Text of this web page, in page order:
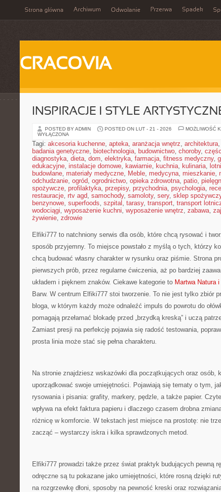
Strona główna Archiwum Odwołanie Przerwa Spadek
CRACOVIA
INSPIRACJE I STYLE
POSTED BY ADMIN POSTED ON LUT - 21 - 2026
MOŻLIWOŚĆ
WYŁĄCZONA
Tagi: akcesoria kuchenne, apteka, aranżacja wnętrz, architektura
badania genetyczne, biotechnologia, budownictwo, choroby,
diagnostyka, dieta, dom, elektryka, farmacja, fitness medyczny,
edukacyjne, instalacje domowe, kawiarnie, kuchnia, kulinaria,
budowlane, materiały medyczne, Meble, medycyna, mieszkanie,
odchudzanie, ogród, ogrodnictwo, opieka zdrowotna, patio,
spożywcze, profilaktyka, przepisy, przychodnia, psychologia,
restauracje, rtv agd, samochody, samoloty, sery, sklep
benzynowe, superfoods, szpital , tarasy, transport, transport
wodociągi, wyposażenie kuchni, wyposażenie wnętrz, zabawa,
żywienie, zdrowie
Elfiki777 to natchniony serwis dla osób, które chcą rysować i
sposób przyjemny. To miejsce powstało z myślą o tych, którzy
chcą budować własny charakter w rysunku oraz piśmie. Strona
pierwszych prób, przez regularne ćwiczenia, aż po bardziej
układem i pięknem znaków. Ciekawe kategorie to Martwa Natura
Barw. W centrum Elfiki777 stoi tworzenie. To nie jest tylko zbiór
bloga, w którym każdy może odnaleźć impuls do powrotu do
pomagają przełamać blokadę przed „brzydką kreską” i uczą
Zamiast presji na perfekcję pojawia się radość testowania,
prosta linia może stać się pełna charakteru.
Na stronie znajdziesz wskazówki dla początkujących oraz osób,
uporządkować swoje umiejętności. Pojawiają się tematy o tym,
rysowania i pisania: grafity, markery, pędzle, a także papier.
wpływa na efekt faktura papieru i dlaczego czasem drobna
różnicę w komforcie. W tekstach jest miejsce na prostotę: nie
zacząć – wystarczy iskra i kilka sprawdzonych metod.
Elfiki777 prowadzi także przez świat praktyk budujących pewną
odręczne są tu pokazane jako umiejętności, które rosną dzięki
na rozgrzewkę dłoni, sposoby na pewność kreski oraz